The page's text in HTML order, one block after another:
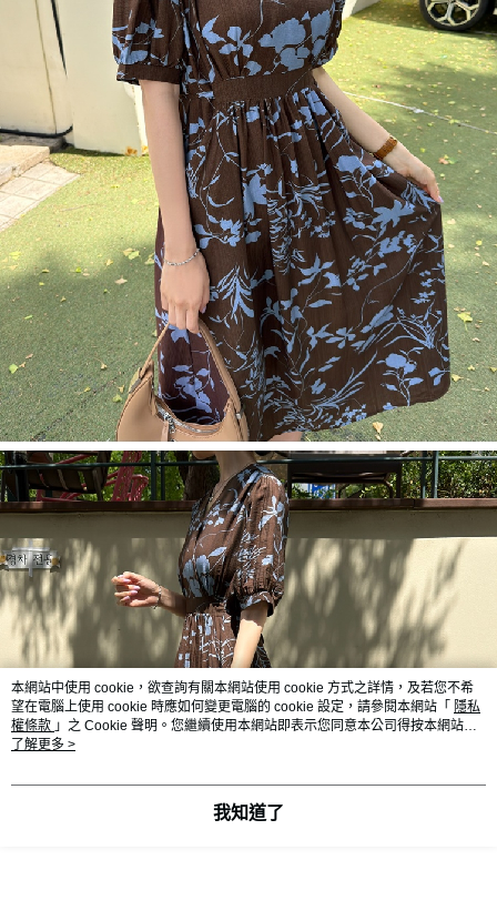
本網站中使用 cookie，欲查詢有關本網站使用 cookie 方式之詳情，及若您不希
望在電腦上使用 cookie 時應如何變更電腦的 cookie 設定，請參閱本網站「 隱私
權條款 」之 Cookie 聲明。您繼續使用本網站即表示您同意本公司得按本網站使
用條款之 Cookie 聲明使用 cookie。
了解更多 >
我知道了